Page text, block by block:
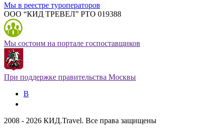
Мы в реестре туроператоров
ООО “КИД ТРЕВЕЛ” РТО 019388
Мы состоим на портале госпоставщиков
При поддержке правительства Москвы
В
2008 - 2026 КИД.Travel. Все права защищены